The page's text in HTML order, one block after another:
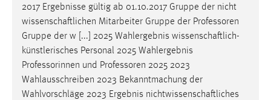
2017 Ergebnisse gültig ab 01.10.2017 Gruppe der nicht
wissenschaftlichen Mitarbeiter Gruppe der Professoren
Gruppe der w [...] 2025 Wahlergebnis wissenschaftlich-
künstlerisches Personal 2025 Wahlergebnis
Professorinnen und Professoren 2025 2023
Wahlausschreiben 2023 Bekanntmachung der
Wahlvorschläge 2023 Ergebnis nichtwissenschaftliches